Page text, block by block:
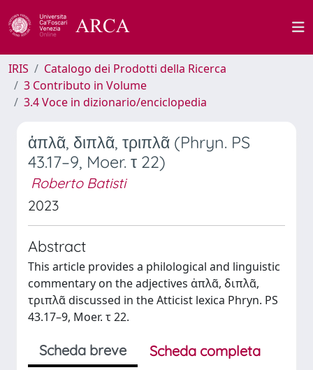
IRIS
Catalogo dei Prodotti della Ricerca
3 Contributo in Volume
3.4 Voce in dizionario/enciclopedia
ἁπλᾶ, διπλᾶ, τριπλᾶ (Phryn. PS
43.17–9, Moer. τ 22)
Roberto Batisti
2023
Abstract
This article provides a philological and linguistic
commentary on the adjectives ἁπλᾶ, διπλᾶ,
τριπλᾶ discussed in the Atticist lexica Phryn. PS
43.17–9, Moer. τ 22.
Scheda breve
Scheda completa